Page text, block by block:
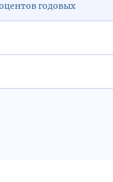
годовых